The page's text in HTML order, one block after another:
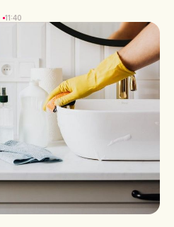
11:40